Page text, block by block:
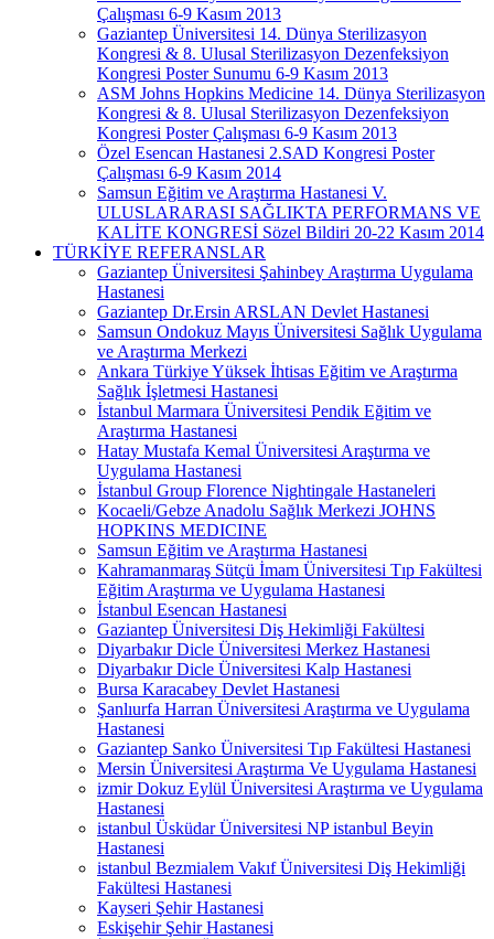
Çalışması 6-9 Kasım 2013
Gaziantep Üniversitesi 14. Dünya Sterilizasyon
Kongresi & 8. Ulusal Sterilizasyon Dezenfeksiyon
Kongresi Poster Sunumu 6-9 Kasım 2013
ASM Johns Hopkins Medicine 14. Dünya Sterilizasyon
Kongresi & 8. Ulusal Sterilizasyon Dezenfeksiyon
Kongresi Poster Çalışması 6-9 Kasım 2013
Özel Esencan Hastanesi 2.SAD Kongresi Poster
Çalışması 6-9 Kasım 2014
Samsun Eğitim ve Araştırma Hastanesi V.
ULUSLARARASI SAĞLIKTA PERFORMANS VE
KALİTE KONGRESİ Sözel Bildiri 20-22 Kasım 2014
TÜRKİYE REFERANSLAR
Gaziantep Üniversitesi Şahinbey Araştırma Uygulama
Hastanesi
Gaziantep Dr.Ersin ARSLAN Devlet Hastanesi
Samsun Ondokuz Mayıs Üniversitesi Sağlık Uygulama
ve Araştırma Merkezi
Ankara Türkiye Yüksek İhtisas Eğitim ve Araştırma
Sağlık İşletmesi Hastanesi
İstanbul Marmara Üniversitesi Pendik Eğitim ve
Araştırma Hastanesi
Hatay Mustafa Kemal Üniversitesi Araştırma ve
Uygulama Hastanesi
İstanbul Group Florence Nightingale Hastaneleri
Kocaeli/Gebze Anadolu Sağlık Merkezi JOHNS
HOPKINS MEDICINE
Samsun Eğitim ve Araştırma Hastanesi
Kahramanmaraş Sütçü İmam Üniversitesi Tıp Fakültesi
Eğitim Araştırma ve Uygulama Hastanesi
İstanbul Esencan Hastanesi
Gaziantep Üniversitesi Diş Hekimliği Fakültesi
Diyarbakır Dicle Üniversitesi Merkez Hastanesi
Diyarbakır Dicle Üniversitesi Kalp Hastanesi
Bursa Karacabey Devlet Hastanesi
Şanlıurfa Harran Üniversitesi Araştırma ve Uygulama
Hastanesi
Gaziantep Sanko Üniversitesi Tıp Fakültesi Hastanesi
Mersin Üniversitesi Araştırma Ve Uygulama Hastanesi
izmir Dokuz Eylül Üniversitesi Araştırma ve Uygulama
Hastanesi
istanbul Üsküdar Üniversitesi NP istanbul Beyin
Hastanesi
istanbul Bezmialem Vakıf Üniversitesi Diş Hekimliği
Fakültesi Hastanesi
Kayseri Şehir Hastanesi
Eskişehir Şehir Hastanesi